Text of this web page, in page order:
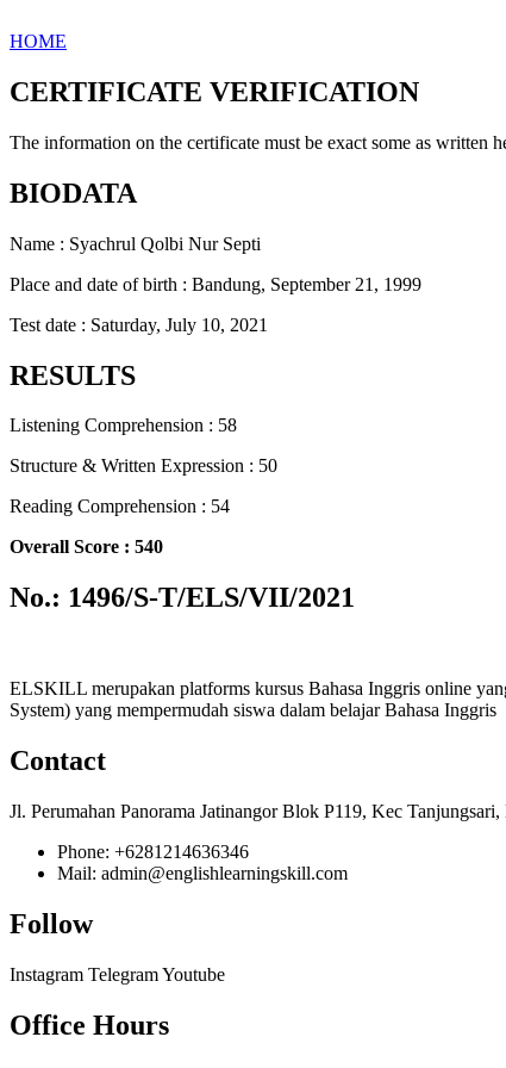
HOME
CERTIFICATE VERIFICATION
The information on the certificate must be exact some as written
BIODATA
Name : Syachrul Qolbi Nur Septi
Place and date of birth : Bandung, September 21, 1999
Test date : Saturday, July 10, 2021
RESULTS
Listening Comprehension : 58
Structure & Written Expression : 50
Reading Comprehension : 54
Overall Score : 540
No.: 1496/S-T/ELS/VII/2021
ELSKILL merupakan platforms kursus Bahasa Inggris online
System) yang mempermudah siswa dalam belajar Bahasa Inggris
Contact
Jl. Perumahan Panorama Jatinangor Blok P119, Kec
Phone: +6281214636346
Mail: admin@englishlearningskill.com
Follow
Instagram TelegramYoutube
Office Hours